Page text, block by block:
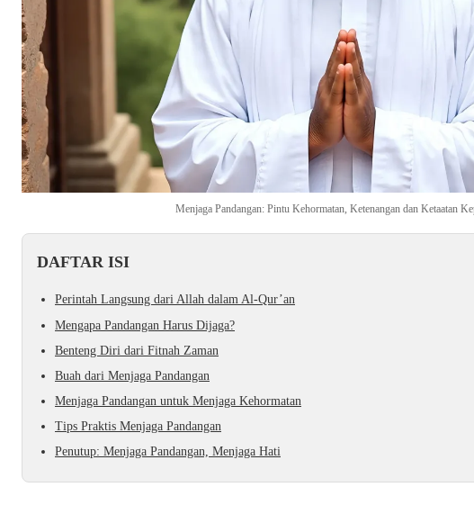
Menjaga Pandangan: Pintu Kehormatan, Ketenangan dan Ketaatan
DAFTAR ISI
Perintah Langsung dari Allah dalam Al-Qur’an
Mengapa Pandangan Harus Dijaga?
Benteng Diri dari Fitnah Zaman
Buah dari Menjaga Pandangan
Menjaga Pandangan untuk Menjaga Kehormatan
Tips Praktis Menjaga Pandangan
Penutup: Menjaga Pandangan, Menjaga Hati